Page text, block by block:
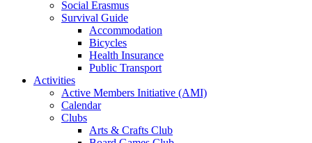
Social Erasmus
Survival Guide
Accommodation
Bicycles
Health Insurance
Public Transport
Activities
Active Members Initiative (AMI)
Calendar
Clubs
Arts & Crafts Club